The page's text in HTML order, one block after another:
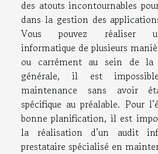
des atouts incontournables
dans la gestion des
Vous pouvez réaliser
informatique de plusieurs
ou carrément au sein de la
générale, il est
maintenance sans avoir
spécifique au préalable. Pour
bonne planification, il est
la réalisation d’un audit
prestataire spécialisé en